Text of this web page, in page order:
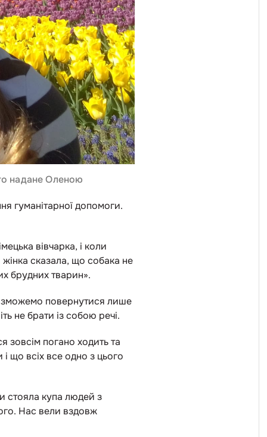
надане Оленою
гуманітарної допомоги.
вівчарка, і коли
сказала, що собака не
брудних тварин».
зможемо повернутися лише
не брати із собою речі.
зовсім погано ходить та
що всіх все одно з цього
стояла купа людей з
Нас вели вздовж